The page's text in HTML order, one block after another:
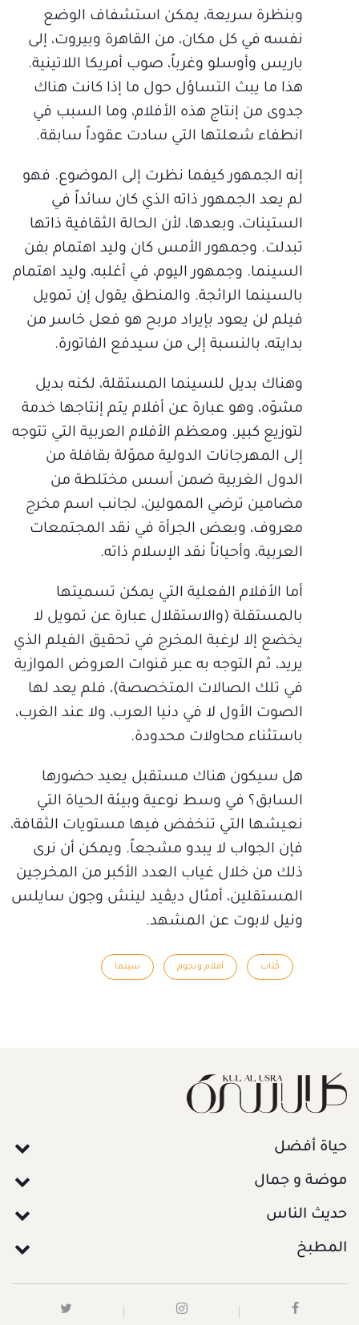
وبنظرة سريعة، يمكن استشفاف الوضع
نفسه في كل مكان، من القاهرة وبيروت، إلى
باريس وأوسلو وغرباً، صوب أمريكا اللاتينية.
هذا ما يبث التساؤل حول ما إذا كانت هناك
جدوى من إنتاج هذه الأفلام، وما السبب في
انطفاء شعلتها التي سادت عقوداً سابقة.
إنه الجمهور كيفما نظرت إلى الموضوع. فهو
لم يعد الجمهور ذاته الذي كان سائداً في
الستينات، وبعدها، لأن الحالة الثقافية ذاتها
تبدلت. وجمهور الأمس كان وليد اهتمام بفن
السينما. وجمهور اليوم، في أغلبه، وليد اهتمام
بالسينما الرائجة. والمنطق يقول إن تمويل
فيلم لن يعود بإيراد مربح هو فعل خاسر من
بدايته، بالنسبة إلى من سيدفع الفاتورة.
وهناك بديل للسينما المستقلة، لكنه بديل
مشوّه، وهو عبارة عن أفلام يتم إنتاجها خدمة
لتوزيع كبير. ومعظم الأفلام العربية التي تتوجه
إلى المهرجانات الدولية مموّلة بقافلة من
الدول الغربية ضمن أسس مختلطة من
مضامين ترضي الممولين، لجانب اسم مخرج
معروف، وبعض الجرأة في نقد المجتمعات
العربية، وأحياناً نقد الإسلام ذاته.
أما الأفلام الفعلية التي يمكن تسميتها
بالمستقلة (والاستقلال عبارة عن تمويل لا
يخضع إلا لرغبة المخرج في تحقيق الفيلم الذي
يريد، ثم التوجه به عبر قنوات العروض الموازية
في تلك الصالات المتخصصة)، فلم يعد لها
الصوت الأول لا في دنيا العرب، ولا عند الغرب،
باستثناء محاولات محدودة.
هل سيكون هناك مستقبل يعيد حضورها
السابق؟ في وسط نوعية وبيئة الحياة التي
نعيشها التي تنخفض فيها مستويات الثقافة،
فإن الجواب لا يبدو مشجعاً. ويمكن أن نرى
ذلك من خلال غياب العدد الأكبر من المخرجين
المستقلين، أمثال ديڤيد لينش وجون سايلس
ونيل لابوت عن المشهد.
كُتاب أفلام ونجوم سينما
حياة أفضل
موضة و جمال
حديث الناس
المطبخ